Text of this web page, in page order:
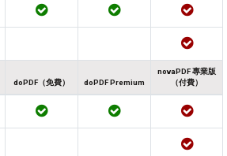
doPDF（免費） doPDF Premium
novaPDF 專業版
（付費）